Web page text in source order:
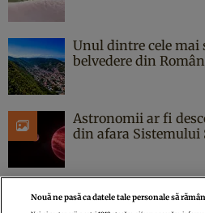
Unul dintre cele mai
belvedere din
Astronomii ar fi
din afara Sistemului
Nouă ne pasă ca datele tale personale să